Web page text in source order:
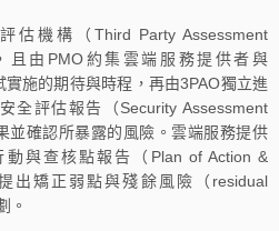
機構（Third Party Assessment
且由PMO約集雲端服務提供者與
施的期待與時程，再由3PAO獨立進
全評估報告（Security Assessment
並確認所暴露的風險。雲端服務提供
與查核點報告（Plan of Action &
出矯正弱點與殘餘風險（residual
。